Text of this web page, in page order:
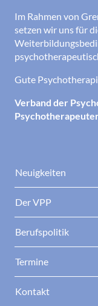
Im Rahmen von
setzen wir uns für
Gute
Verband der
Neuigkeiten
Der VPP
Berufspolitik
Termine
Kontakt